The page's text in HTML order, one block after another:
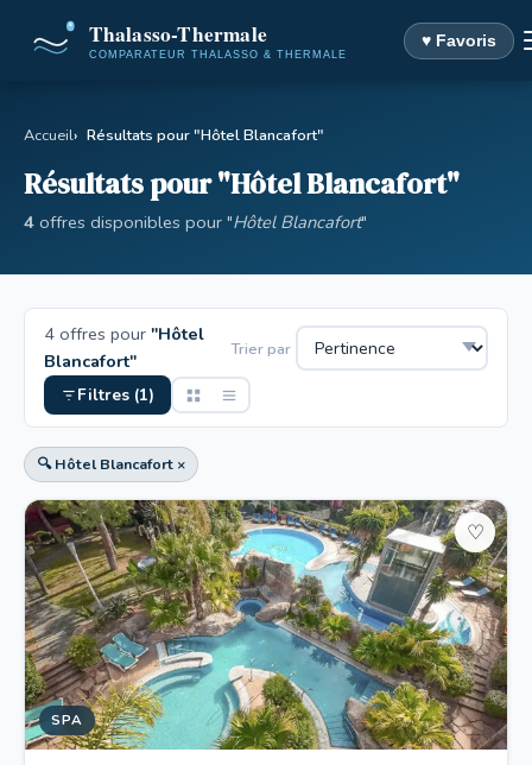
♥ Favoris
Accueil Résultats pour "Hôtel Blancafort"
Résultats pour "Hôtel Blancafort"
4 offres disponibles pour "Hôtel Blancafort"
4 offres pour "Hôtel
Blancafort"
Trier par
Filtres (1)
🔍 Hôtel Blancafort ×
SPA
♡